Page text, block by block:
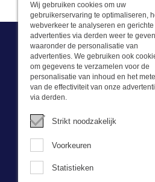
Wat we doen
Deze webshop is
bedrijfskleding aan
winkel/showroom in
bedrijfskleding
voorraadhoudend,
onze eigen ontwerpster.
Wij gebruiken cookies om uw
gebruikerservaring te optimaliseren,
webverkeer te analyseren en gerichte
advertenties via derden weer te geven,
waaronder de personalisatie van
advertenties. We gebruiken ook
om gegevens te verzamelen voor de
personalisatie van inhoud en het
van de effectiviteit van onze
via derden.
Strikt noodzakelijk
Voorkeuren
Statistieken